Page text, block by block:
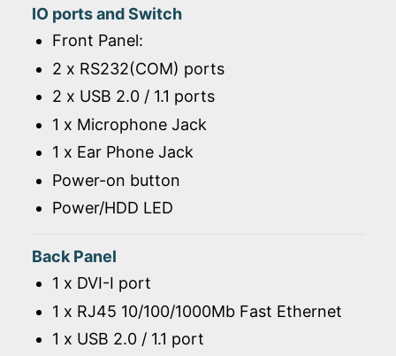
IO ports and Switch
Front Panel:
2 x RS232(COM) ports
2 x USB 2.0 / 1.1 ports
1 x Microphone Jack
1 x Ear Phone Jack
Power-on button
Power/HDD LED
Back Panel
1 x DVI-I port
1 x RJ45 10/100/1000Mb Fast Ethernet
1 x USB 2.0 / 1.1 port